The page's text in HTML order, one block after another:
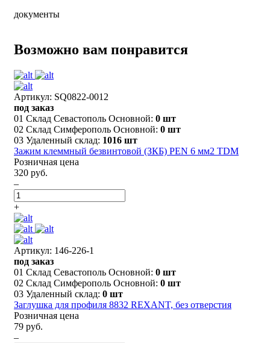
документы
Возможно вам понравится
Артикул: SQ0822-0012
под заказ
01 Склад Севастополь Основной: 0 шт
02 Склад Симферополь Основной: 0 шт
03 Удаленный склад: 1016 шт
Зажим клеммный безвинтовой (ЗКБ) PEN 6 мм2 TDM
Розничная цена
320 руб.
–
+
Артикул: 146-226-1
под заказ
01 Склад Севастополь Основной: 0 шт
02 Склад Симферополь Основной: 0 шт
03 Удаленный склад: 0 шт
Заглушка для профиля 8832 REXANT, без отверстия
Розничная цена
79 руб.
–